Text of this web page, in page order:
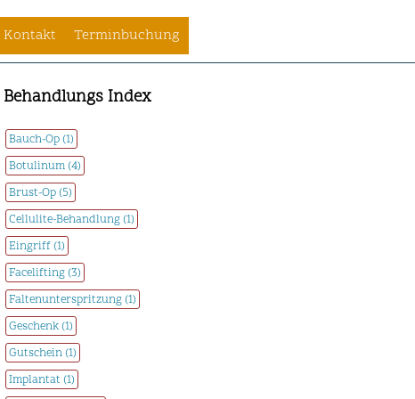
Kontakt Terminbuchung
Behandlungs Index
Bauch-Op (1)
Botulinum (4)
Brust-Op (5)
Cellulite-Behandlung (1)
Eingriff (1)
Facelifting (3)
Faltenunterspritzung (1)
Geschenk (1)
Gutschein (1)
Implantat (1)